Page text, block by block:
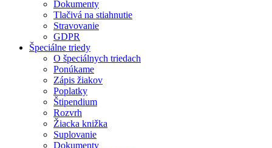
Dokumenty
Tlačivá na stiahnutie
Stravovanie
GDPR
Špeciálne triedy
O špeciálnych triedach
Ponúkame
Zápis žiakov
Poplatky
Štipendium
Rozvrh
Žiacka knižka
Suplovanie
Dokumenty